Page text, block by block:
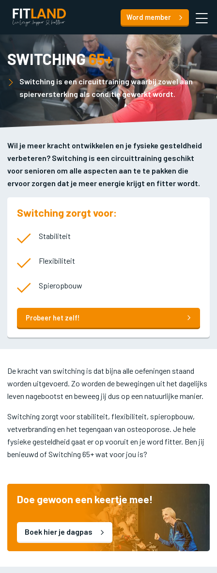
Word member
SWITCHING65+
Switching is een circuittraining waarbij zowel aan
spierversterking als conditie gewerkt wordt.
Wil je meer kracht ontwikkelen en je fysieke gesteldheid
verbeteren? Switching is een circuittraining geschikt
voor senioren om alle aspecten aan te te pakken die
ervoor zorgen dat je meer energie krijgt en fitter wordt.
Switching zorgt voor:
Stabiliteit
Flexibiliteit
Spieropbouw
Probeer het zelf!
De kracht van switching is dat bijna alle oefeningen staand
worden uitgevoerd. Zo worden de bewegingen uit het dagelijks
leven nagebootst en beweeg jij dus op een natuurlijke manier.
Switching zorgt voor stabiliteit, flexibiliteit, spieropbouw,
vetverbranding en het tegengaan van osteoporose. Je hele
fysieke gesteldheid gaat er op vooruit en je word fitter. Ben jij
benieuwd of Switching 65+ wat voor jou is?
Doe gewoon een keertje mee!
Boek hier je dagpas